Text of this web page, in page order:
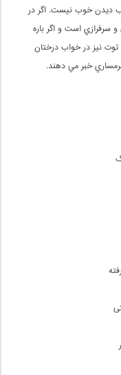
ديدن خوب نيست. اگر در
سرفرازي است و اگر باره
نيز در خواب درختان
خبر مي دهند.